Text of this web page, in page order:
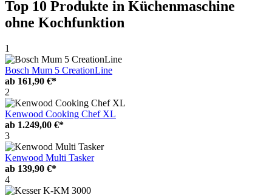
Top 10 Produkte in Küchenmaschine
ohne Kochfunktion
1
Bosch Mum 5 CreationLine
ab 161,90 €*
2
Kenwood Cooking Chef XL
ab 1.249,00 €*
3
Kenwood Multi Tasker
ab 139,90 €*
4